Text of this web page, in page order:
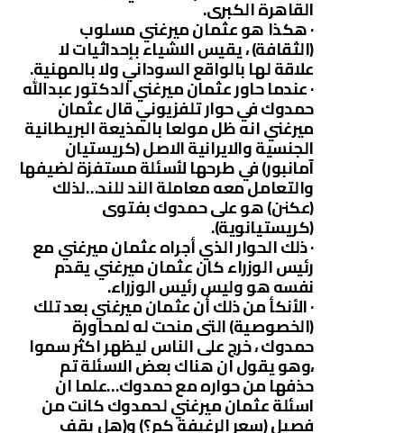
القاهرة الكبرى.
· هكذا هو عثمان ميرغني مسلوب
(الثقافة) ، يقيس الاشياء بإحداثيات لا
علاقة لها بالواقع السوداني ولا بالمهنية.
· عندما حاور عثمان ميرغني الدكتور عبدالله
حمدوك في حوار تلفزيوني قال عثمان
ميرغني انه ظل مولعا بالمذيعة البريطانية
الجنسية والايرانية الاصل (كريستيان
آمانبور) في طرحها لأسئلة مستفزة لضيفها
والتعامل معه معاملة الند للند…لذلك
(عكنن) هو على حمدوك بفتوى
(كريستيانوية).
· ذلك الحوار الذي أجراه عثمان ميرغني مع
رئيس الوزراء كان عثمان ميرغني يقدم
نفسه هو وليس رئيس الوزراء.
· الأنكأ من ذلك أن عثمان ميرغني بعد تلك
(الخصوصية) التى منحت له لمحاورة
حمدوك ، خرج على الناس ليظهر اكثر سموا
،وهو يقول ان هناك بعض الاسئلة تم
حذفها من حواره مع حمدوك…علما ان
اسئلة عثمان ميرغني لحمدوك كانت من
فصيل (سعر الرغيفة كم؟) و(هل يقف